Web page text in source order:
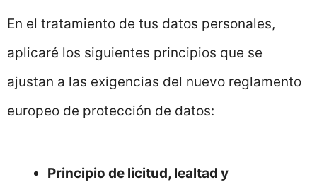
En el tratamiento de tus datos personales,
aplicaré los siguientes principios que se
ajustan a las exigencias del nuevo reglamento
europeo de protección de datos:
Principio de licitud, lealtad y